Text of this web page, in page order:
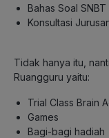
Bahas Soal SNBT
Konsultasi
Tidak hanya itu,
Ruangguru yaitu:
Trial Class Brain
Games
Bagi-bagi hadiah